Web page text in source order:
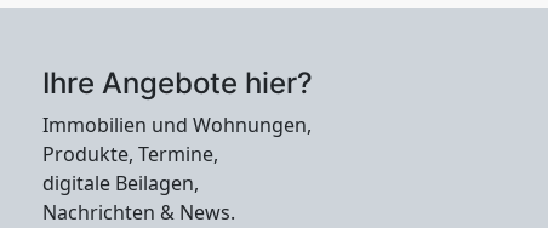
Ihre Angebote hier?
Immobilien und Wohnungen,
Produkte, Termine,
digitale Beilagen,
Nachrichten & News.